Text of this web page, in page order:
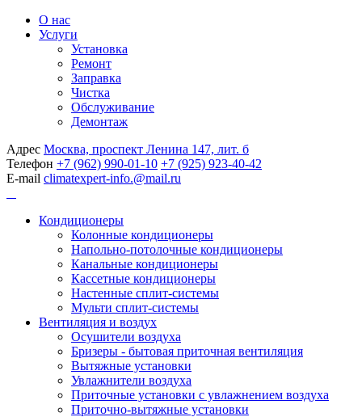
О нас
Услуги
Установка
Ремонт
Заправка
Чистка
Обслуживание
Демонтаж
Адрес Москва, проспект Ленина 147, лит. б
Телефон +7 (962) 990-01-10 +7 (925) 923-40-42
E-mail climatexpert-info.@mail.ru
Кондиционеры
Колонные кондиционеры
Напольно-потолочные кондиционеры
Канальные кондиционеры
Кассетные кондиционеры
Настенные сплит-системы
Мульти сплит-системы
Вентиляция и воздух
Осушители воздуха
Бризеры - бытовая приточная вентиляция
Вытяжные установки
Увлажнители воздуха
Приточные установки с увлажнением воздуха
Приточно-вытяжные установки